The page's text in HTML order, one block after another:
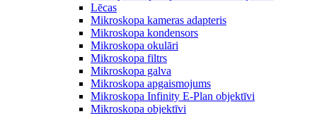
Lēcas
Mikroskopa kameras adapteris
Mikroskopa kondensors
Mikroskopa okulāri
Mikroskopa filtrs
Mikroskopa galva
Mikroskopa apgaismojums
Mikroskopa Infinity E-Plan objektīvi
Mikroskopa objektīvi